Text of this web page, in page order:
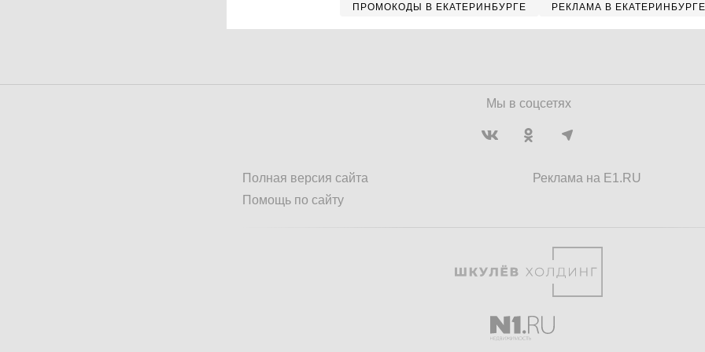
ПРОМОКОДЫ В ЕКАТЕРИНБУРГЕ РЕКЛАМА В ЕКАТЕРИНБУРГЕ
Мы в соцсетях
Полная версия сайта
Помощь по сайту
Реклама на E1.RU